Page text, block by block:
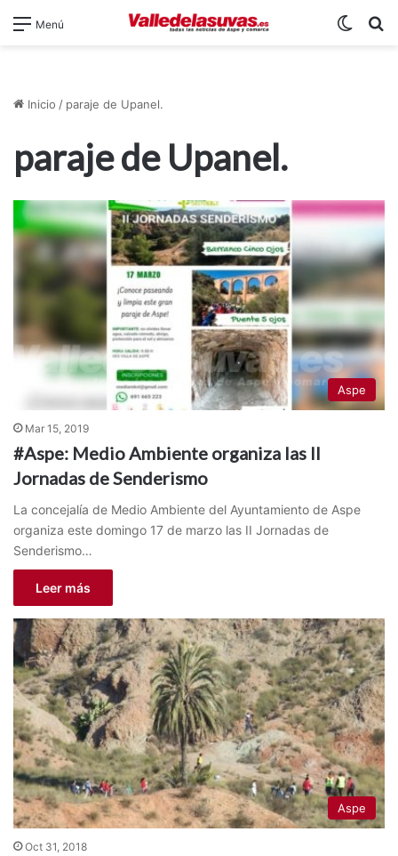
Menú
Inicio / paraje de Upanel.
paraje de Upanel.
Aspe
Mar 15, 2019
#Aspe: Medio Ambiente organiza las II
Jornadas de Senderismo
La concejalía de Medio Ambiente del Ayuntamiento de Aspe
organiza este domingo 17 de marzo las II Jornadas de
Senderismo…
Leer más
Aspe
Oct 31, 2018